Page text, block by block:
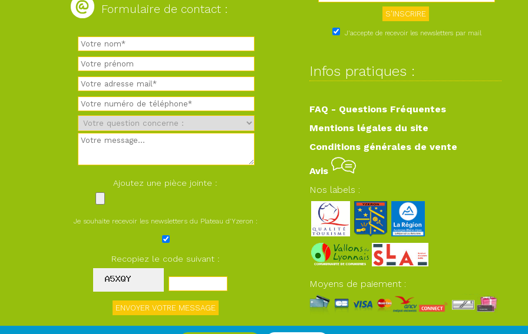
Formulaire de contact :
Ajoutez une pièce jointe :
Je souhaite recevoir les newsletters du Plateau d'Yzeron :
Recopiez le code suivant :
J'accepte de recevoir les newsletters par mail
Infos pratiques :
FAQ - Questions Fréquentes
Mentions légales du site
Conditions générales de vente
Avis
Nos labels :
Moyens de paiement :